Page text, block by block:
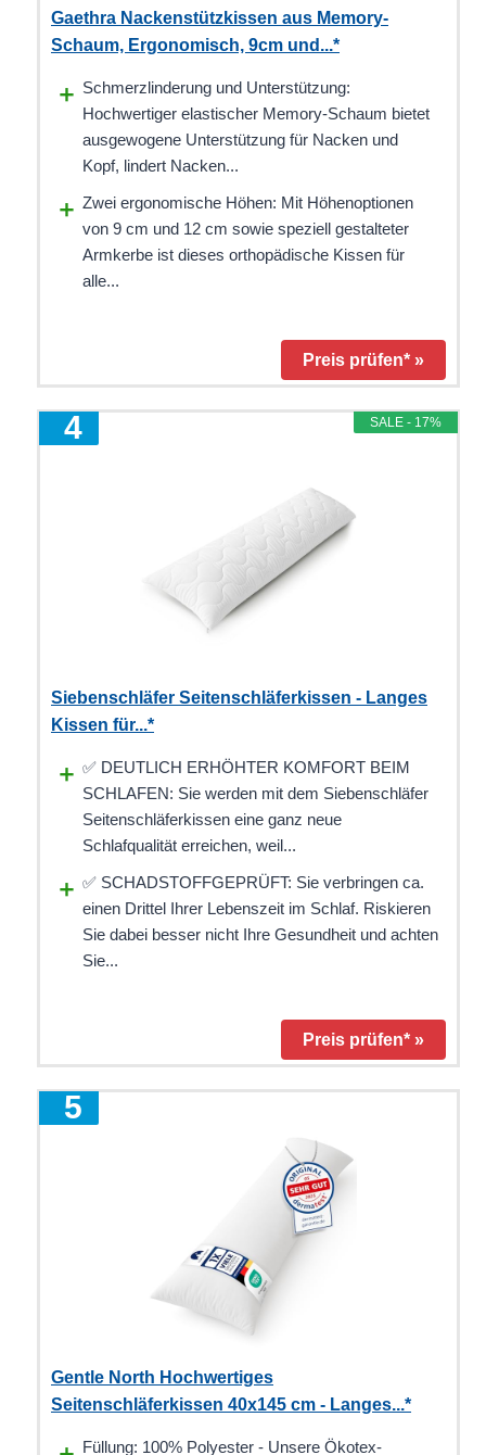
Gaethra Nackenstützkissen aus Memory-
Schaum, Ergonomisch, 9cm und...*
Schmerzlinderung und Unterstützung:
Hochwertiger elastischer Memory-Schaum bietet
ausgewogene Unterstützung für Nacken und
Kopf, lindert Nacken...
Zwei ergonomische Höhen: Mit Höhenoptionen
von 9 cm und 12 cm sowie speziell gestalteter
Armkerbe ist dieses orthopädische Kissen für
alle...
Preis prüfen* »
SALE - 17%
Siebenschläfer Seitenschläferkissen - Langes
Kissen für...*
✅ DEUTLICH ERHÖHTER KOMFORT BEIM
SCHLAFEN: Sie werden mit dem Siebenschläfer
Seitenschläferkissen eine ganz neue
Schlafqualität erreichen, weil...
✅ SCHADSTOFFGEPRÜFT: Sie verbringen ca.
einen Drittel Ihrer Lebenszeit im Schlaf. Riskieren
Sie dabei besser nicht Ihre Gesundheit und achten
Sie...
Preis prüfen* »
Gentle North Hochwertiges
Seitenschläferkissen 40x145 cm - Langes...*
Füllung: 100% Polyester - Unsere Ökotex-